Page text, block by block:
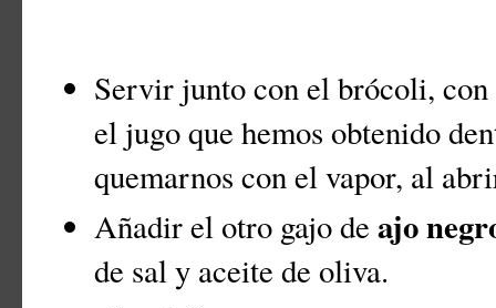
Servir junto con el brócoli,
el jugo que hemos obtenido
quemarnos con el vapor, al
Añadir el otro gajo de ajo
de sal y aceite de oliva.